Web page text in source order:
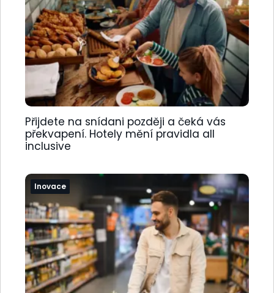
Přijdete na snídani později a čeká vás
překvapení. Hotely mění pravidla all
inclusive
Inovace